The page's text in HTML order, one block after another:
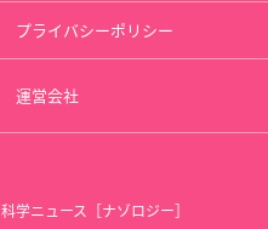
プライバシーポリシー
運営会社
科学ニュース［ナゾロジー］